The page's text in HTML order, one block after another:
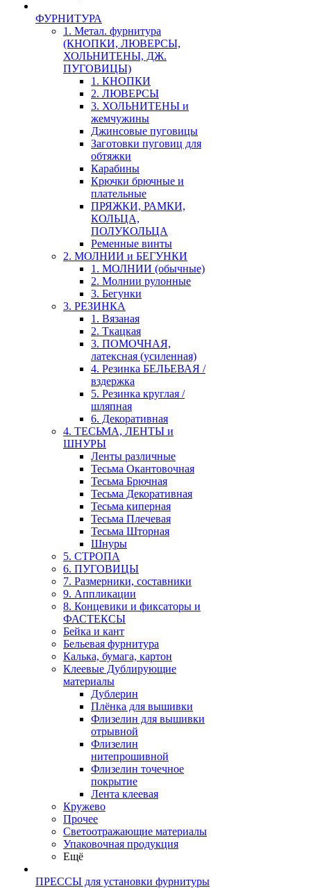
ФУРНИТУРА
1. Метал. фурнитура
(КНОПКИ, ЛЮВЕРСЫ,
ХОЛЬНИТЕНЫ, ДЖ.
ПУГОВИЦЫ)
1. КНОПКИ
2. ЛЮВЕРСЫ
3. ХОЛЬНИТЕНЫ и
жемчужины
Джинсовые пуговицы
Заготовки пуговиц для
обтяжки
Карабины
Крючки брючные и
плательные
ПРЯЖКИ, РАМКИ,
КОЛЬЦА,
ПОЛУКОЛЬЦА
Ременные винты
2. МОЛНИИ и БЕГУНКИ
1. МОЛНИИ (обычные)
2. Молнии рулонные
3. Бегунки
3. РЕЗИНКА
1. Вязаная
2. Ткацкая
3. ПОМОЧНАЯ,
латексная (усиленная)
4. Резинка БЕЛЬЕВАЯ /
вздержка
5. Резинка круглая /
шляпная
6. Декоративная
4. ТЕСЬМА, ЛЕНТЫ и
ШНУРЫ
Ленты различные
Тесьма Окантовочная
Тесьма Брючная
Тесьма Декоративная
Тесьма киперная
Тесьма Плечевая
Тесьма Шторная
Шнуры
5. СТРОПА
6. ПУГОВИЦЫ
7. Размерники, составники
9. Аппликации
8. Концевики и фиксаторы и
ФАСТЕКСЫ
Бейка и кант
Бельевая фурнитура
Калька, бумага, картон
Клеевые Дублирующие
материалы
Дублерин
Плёнка для вышивки
Флизелин для вышивки
отрывной
Флизелин
нитепрошивной
Флизелин точечное
покрытие
Лента клеевая
Кружево
Прочее
Светоотражающие материалы
Упаковочная продукция
Ещё
ПРЕССЫ для установки фурнитуры